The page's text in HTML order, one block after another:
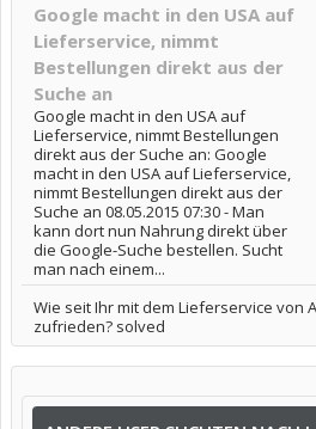
Google macht in den USA auf
Lieferservice, nimmt
Bestellungen direkt aus der
Suche an
Google macht in den USA auf
Lieferservice, nimmt Bestellungen
direkt aus der Suche an: Google
macht in den USA auf Lieferservice,
nimmt Bestellungen direkt aus der
Suche an 08.05.2015 07:30 - Man
kann dort nun Nahrung direkt über
die Google-Suche bestellen. Sucht
man nach einem...
Wie seit Ihr mit dem Lieferservice von
zufrieden? solved